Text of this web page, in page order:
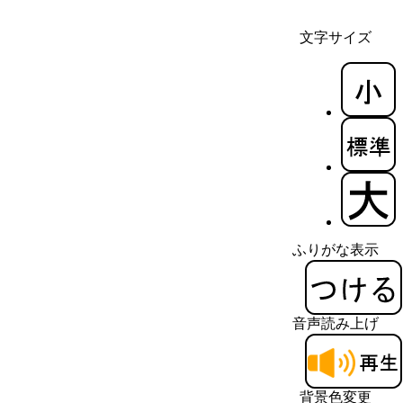
文字サイズ
ふりがな表示
音声読み上げ
背景色変更